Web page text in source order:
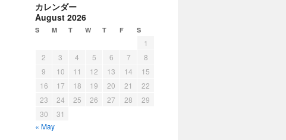
カレンダー
August 2026
S M T W T F S
1
2
3 4 5 6 7
8
9
10 11 12 13 14
15
16
17 18 19 20 21
22
23
24 25 26 27 28
29
30
31
« May